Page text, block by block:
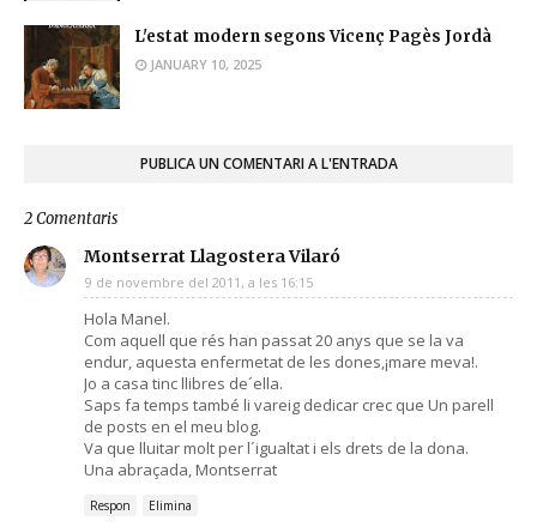
L'estat modern segons Vicenç Pagès Jordà
JANUARY 10, 2025
PUBLICA UN COMENTARI A L'ENTRADA
2 Comentaris
Montserrat Llagostera Vilaró
9 de novembre del 2011, a les 16:15
Hola Manel.
Com aquell que rés han passat 20 anys que se la va
endur, aquesta enfermetat de les dones,¡mare meva!.
Jo a casa tinc llibres de´ella.
Saps fa temps també li vareig dedicar crec que Un parell
de posts en el meu blog.
Va que lluitar molt per l´igualtat i els drets de la dona.
Una abraçada, Montserrat
Respon Elimina